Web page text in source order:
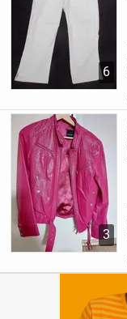
6
3